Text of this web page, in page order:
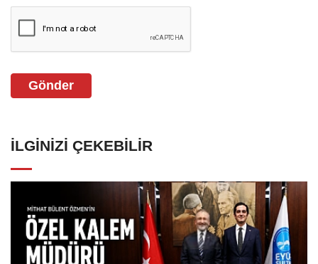
Gönder
İLGINIZI ÇEKEBILIR